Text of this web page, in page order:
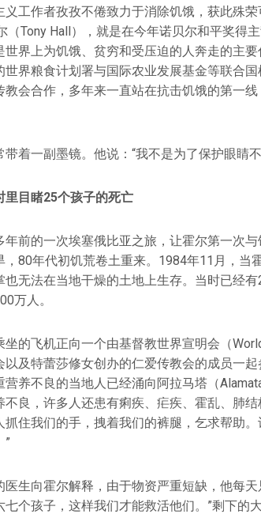
义工作者孜孜不倦致力于消除饥饿，获此殊
（Tony Hall），就是在今年诺贝尔和平奖得
世界上为饥饿、贫穷和受压迫的人奔走的主
世界粮食计划署与国际农业发展基金等联合
教会合作，多年来一直站在抗击饥饿的第一
带着一副墨镜。他说：“我不是为了保护眼睛
里目睹25个孩子的死亡
年前的一次埃塞俄比亚之旅，让霍尔第一次
，80年代初饥荒卷土重来。1984年11月，当
也无法在当地干燥的土地上生存。当时已经
万人。
坐的飞机正向一个由基督教世界宣明会（
以及特蕾莎修女创办的仁爱传教会的成员一
营养不良的当地人已经涌向阿拉马塔（
不良，许多人还患有痢疾、疟疾、霍乱、肺
抓住我们的手，拽着我们的裤腿，乞求帮助
”
医生向霍尔解释，由于物资严重短缺，他每
七个孩子，这样我们才能救活他们。”剩下的